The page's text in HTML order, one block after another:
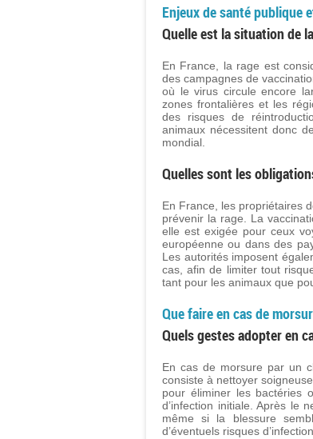
Enjeux de santé publique
Quelle est la situation de
En France, la rage est
des campagnes de
où le virus circule encore
zones frontalières et les
des risques de
animaux nécessitent donc
mondial.
Quelles sont les
En France, les propriétaires
prévenir la rage. La
elle est exigée pour ceux
européenne ou dans des
Les autorités imposent
cas, afin de limiter tout
tant pour les animaux que
Que faire en cas de
Quels gestes adopter en
En cas de morsure par un
consiste à nettoyer
pour éliminer les bactéries
d’infection initiale. Après le
même si la blessure
d’éventuels risques